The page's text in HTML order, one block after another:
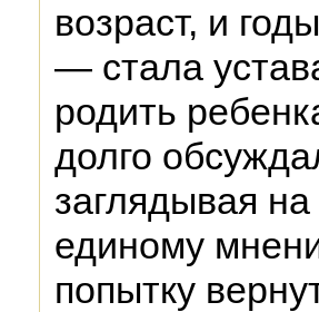
возраст, и
— стала
родить
долго
заглядывая
единому
попытку